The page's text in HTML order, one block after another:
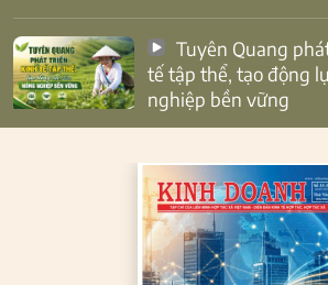
tế tập thể, tạo động
nghiệp bền vững